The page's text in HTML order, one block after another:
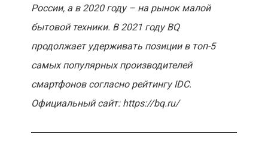
России, а в 2020 году – на рынок малой
бытовой техники. В 2021 году BQ
продолжает удерживать позиции в топ-5
самых популярных производителей
смартфонов согласно рейтингу IDC.
Официальный сайт: https://bq.ru/